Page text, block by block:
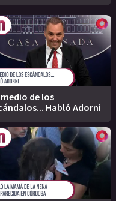
medio de los
Habló Adorni